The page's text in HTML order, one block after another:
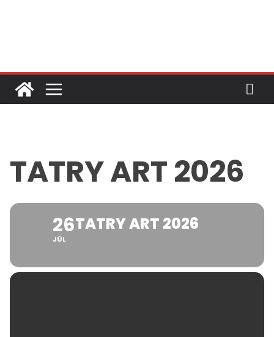
TATRY ART 2026
26
JÚL
TATRY ART 2026